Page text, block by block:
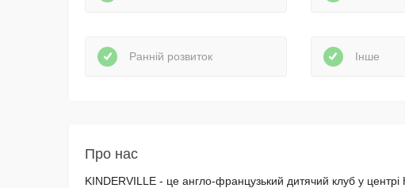
Ранній розвиток Інше
Про нас
KINDERVILLE - це англо-французький дитячий клуб у